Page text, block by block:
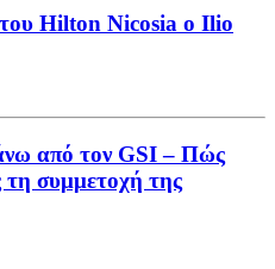
του Hilton Nicosia ο Ilio
από τον GSI – Πώς
τη συμμετοχή της